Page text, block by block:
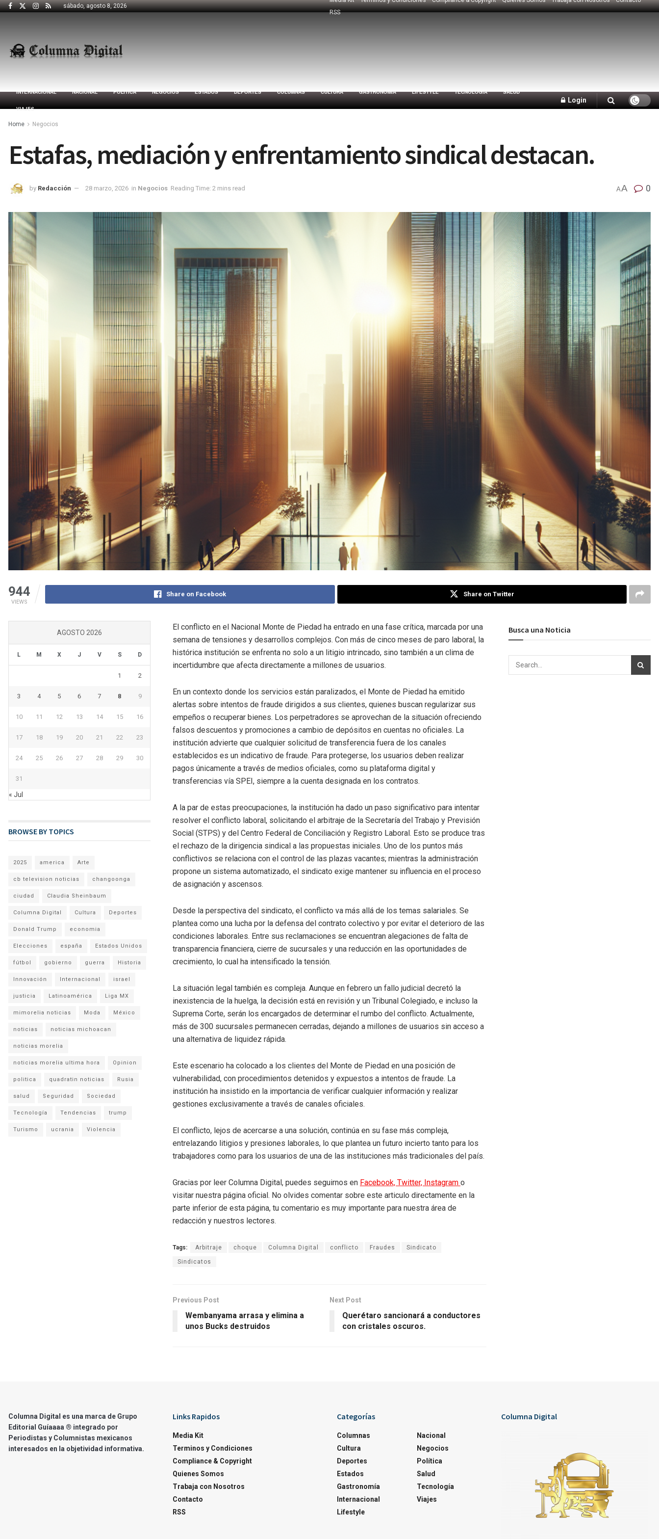
sábado, agosto 8, 2026
RSS
INTERNACIONAL NACIONAL POLÍTICA NEGOCIOS ESTADOS DEPORTES COLUMNAS CULTURA GASTRONOMÍA LIFESTYLE TECNOLOGÍA SALUD
VIAJES
Login
Home Negocios
Estafas, mediación y enfrentamiento sindical destacan.
by Redacción 28 marzo, 2026 in Negocios Reading Time: 2 mins read AA 0
944
VIEWS
Share on Facebook Share on Twitter
El conflicto en el Nacional Monte de Piedad ha entrado en una fase crítica, marcada por una
semana de tensiones y desarrollos complejos. Con más de cinco meses de paro laboral, la
histórica institución se enfrenta no solo a un litigio intrincado, sino también a un clima de
incertidumbre que afecta directamente a millones de usuarios.
En un contexto donde los servicios están paralizados, el Monte de Piedad ha emitido
alertas sobre intentos de fraude dirigidos a sus clientes, quienes buscan regularizar sus
empeños o recuperar bienes. Los perpetradores se aprovechan de la situación ofreciendo
falsos descuentos y promociones a cambio de depósitos en cuentas no oficiales. La
institución advierte que cualquier solicitud de transferencia fuera de los canales
establecidos es un indicativo de fraude. Para protegerse, los usuarios deben realizar
pagos únicamente a través de medios oficiales, como su plataforma digital y
transferencias vía SPEI, siempre a la cuenta designada en los contratos.
A la par de estas preocupaciones, la institución ha dado un paso significativo para intentar
resolver el conflicto laboral, solicitando el arbitraje de la Secretaría del Trabajo y Previsión
Social (STPS) y del Centro Federal de Conciliación y Registro Laboral. Esto se produce tras
el rechazo de la dirigencia sindical a las propuestas iniciales. Uno de los puntos más
conflictivos se relaciona con el control de las plazas vacantes; mientras la administración
propone un sistema automatizado, el sindicato exige mantener su influencia en el proceso
de asignación y ascensos.
Desde la perspectiva del sindicato, el conflicto va más allá de los temas salariales. Se
plantea como una lucha por la defensa del contrato colectivo y por evitar el deterioro de las
condiciones laborales. Entre sus reclamaciones se encuentran alegaciones de falta de
transparencia financiera, cierre de sucursales y una reducción en las oportunidades de
crecimiento, lo cual ha intensificado la tensión.
La situación legal también es compleja. Aunque en febrero un fallo judicial decretó la
inexistencia de la huelga, la decisión está en revisión y un Tribunal Colegiado, e incluso la
Suprema Corte, serán los encargados de determinar el rumbo del conflicto. Actualmente,
más de 300 sucursales permanecen cerradas, dejando a millones de usuarios sin acceso a
una alternativa de liquidez rápida.
Este escenario ha colocado a los clientes del Monte de Piedad en una posición de
vulnerabilidad, con procedimientos detenidos y expuestos a intentos de fraude. La
institución ha insistido en la importancia de verificar cualquier información y realizar
gestiones exclusivamente a través de canales oficiales.
El conflicto, lejos de acercarse a una solución, continúa en su fase más compleja,
entrelazando litigios y presiones laborales, lo que plantea un futuro incierto tanto para los
trabajadores como para los usuarios de una de las instituciones más tradicionales del país.
Gracias por leer Columna Digital, puedes seguirnos en Facebook, Twitter, Instagram o
visitar nuestra página oficial. No olvides comentar sobre este articulo directamente en la
parte inferior de esta página, tu comentario es muy importante para nuestra área de
redacción y nuestros lectores.
Tags: Arbitraje choque Columna Digital conflicto Fraudes Sindicato
Sindicatos
Previous Post
Wembanyama arrasa y elimina a
unos Bucks destruidos
Next Post
Querétaro sancionará a conductores
con cristales oscuros.
AGOSTO 2026
L M X J V S D
1 2
3 4 5 6 7 8 9
10 11 12 13 14 15 16
17 18 19 20 21 22 23
24 25 26 27 28 29 30
31
« Jul
BROWSE BY TOPICS
2025 america Arte
cb television noticias changoonga
ciudad Claudia Sheinbaum
Columna Digital Cultura Deportes
Donald Trump economia
Elecciones españa Estados Unidos
fútbol gobierno guerra Historia
Innovación Internacional israel
justicia Latinoamérica Liga MX
mimorelia noticias Moda México
noticias noticias michoacan
noticias morelia
noticias morelia ultima hora Opinion
politica quadratin noticias Rusia
salud Seguridad Sociedad
Tecnología Tendencias trump
Turismo ucrania Violencia
Busca una Noticia
Columna Digital es una marca de Grupo
Editorial Guíaaaa ® integrado por
Periodistas y Columnistas mexicanos
interesados en la objetividad informativa.
Links Rapidos
Media Kit
Terminos y Condiciones
Compliance & Copyright
Quienes Somos
Trabaja con Nosotros
Contacto
RSS
Categorías
Columnas
Cultura
Deportes
Estados
Gastronomía
Internacional
Lifestyle
Nacional
Negocios
Política
Salud
Tecnología
Viajes
Columna Digital